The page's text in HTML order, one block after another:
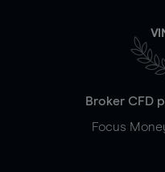
Broker CFD
Focus